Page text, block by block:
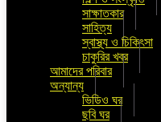
সাক্ষাতকার
সাহিত্য
স্বাস্থ্য ও চিকিৎসা
চাকুরির খবর
আমাদের পরিবার
অন্যান্য
ভিডিও ঘর
ছবি ঘর